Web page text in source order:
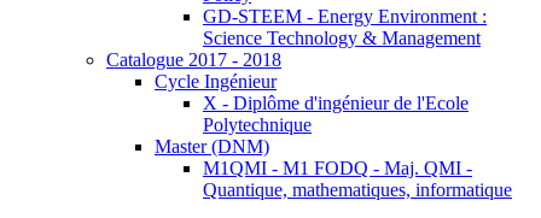
GD-STEEM - Energy Environment :
Science Technology & Management
Catalogue 2017 - 2018
Cycle Ingénieur
X - Diplôme d'ingénieur de l'Ecole
Polytechnique
Master (DNM)
M1QMI - M1 FODQ - Maj. QMI -
Quantique, mathematiques, informatique